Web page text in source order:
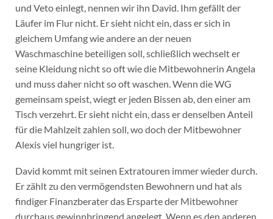
und Veto einlegt, nennen wir ihn David. Ihm gefällt der
Läufer im Flur nicht. Er sieht nicht ein, dass er sich in
gleichem Umfang wie andere an der neuen
Waschmaschine beteiligen soll, schließlich wechselt er
seine Kleidung nicht so oft wie die Mitbewohnerin Angela
und muss daher nicht so oft waschen. Wenn die WG
gemeinsam speist, wiegt er jeden Bissen ab, den einer am
Tisch verzehrt. Er sieht nicht ein, dass er denselben Anteil
für die Mahlzeit zahlen soll, wo doch der Mitbewohner
Alexis viel hungriger ist.
David kommt mit seinen Extratouren immer wieder durch.
Er zählt zu den vermögendsten Bewohnern und hat als
findiger Finanzberater das Ersparte der Mitbewohner
durchaus gewinnbringend angelegt. Wenn es den anderen